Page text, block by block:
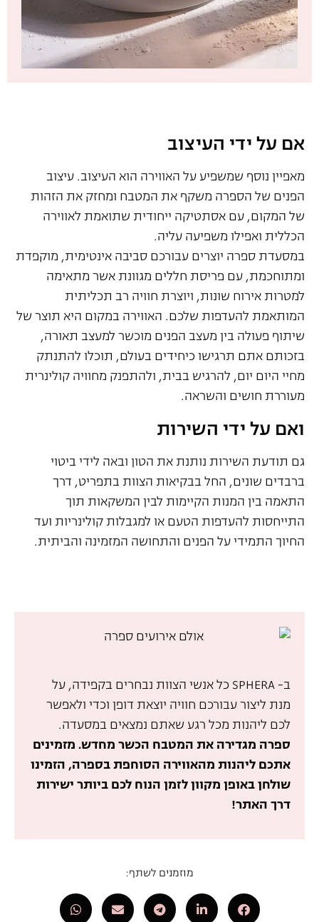
אם על ידי העיצוב
מאפיין נוסף שמשפיע על האווירה הוא העיצוב. עיצוב
הפנים של הספרה משקף את המטבח ומחזק את הזהות
של המקום, עם אסתטיקה ייחודית שתואמת לאווירה
הכללית ואפילו משפיעה עליה.
במסעדת ספרה יוצרים עבורכם סביבה אינטימית, מוקפדת
ומתוחכמת, עם פריסת חללים מגוונת אשר מתאימה
למטרות אירוח שונות, ויוצרת חוויה רב תכליתית
המותאמת להעדפות שלכם. האווירה במקום היא תוצר של
שיתוף פעולה בין מעצב הפנים מוכשר למעצב תאורה,
בזכותם אתם תרגישו כיחידים בעולם, תוכלו להתנתק
מחיי היום יום, להרגיש בבית, ולהתפנק מחוויה קולינרית
מעוררת חושים והשראה.
ואם על ידי השירות
גם תודעת השירות נותנת את הטון ובאה לידי ביטוי
ברבדים שונים, החל בבקיאות הצוות בתפריט, דרך
התאמה בין המנות הקיימות לבין המשקאות תוך
התייחסות להעדפות הטעם או למגבלות קולינריות ועד
החיוך התמידי על הפנים והתחושה המזמינה והביתית.
ב- SPHERA כל אנשי הצוות נבחרים בקפידה, על
מנת ליצור עבורכם חוויה יוצאת דופן וכדי ולאפשר
לכם ליהנות מכל רגע שאתם נמצאים במסעדה.
ספרה מגדירה את המטבח הכשר מחדש. מזמינים
אתכם ליהנות מהאווירה הסוחפת בספרה, הזמינו
שולחן באופן מקוון לזמן הנוח לכם ביותר ישירות
דרך האתר!
מוזמנים לשתף: